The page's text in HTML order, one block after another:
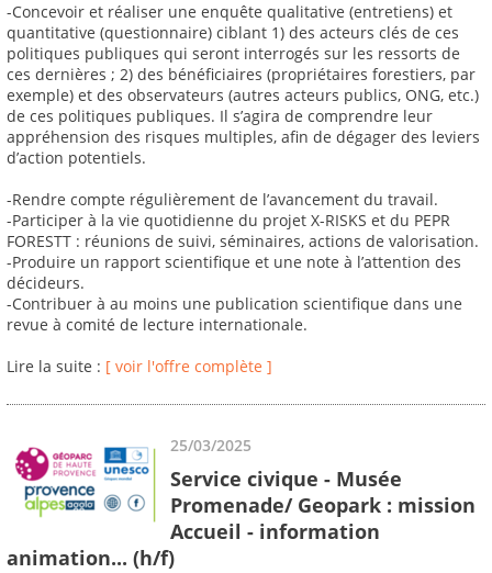
-Concevoir et réaliser une enquête qualitative (entretiens) et
quantitative (questionnaire) ciblant 1) des acteurs clés de ces
politiques publiques qui seront interrogés sur les ressorts de
ces dernières ; 2) des bénéficiaires (propriétaires forestiers, par
exemple) et des observateurs (autres acteurs publics, ONG, etc.)
de ces politiques publiques. Il s’agira de comprendre leur
appréhension des risques multiples, afin de dégager des leviers
d’action potentiels.
-Rendre compte régulièrement de l’avancement du travail.
-Participer à la vie quotidienne du projet X-RISKS et du PEPR
FORESTT : réunions de suivi, séminaires, actions de valorisation.
-Produire un rapport scientifique et une note à l’attention des
décideurs.
-Contribuer à au moins une publication scientifique dans une
revue à comité de lecture internationale.
Lire la suite : [ voir l'offre complète ]
25/03/2025
Service civique - Musée
Promenade/ Geopark : mission
Accueil - information
animation... (h/f)